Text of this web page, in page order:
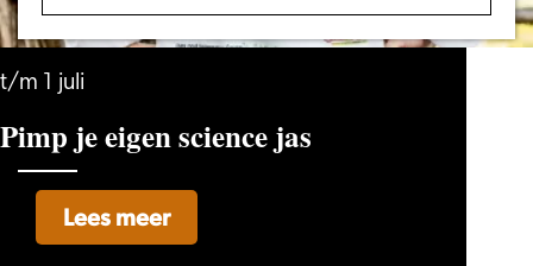
t/m 1 juli
Pimp je eigen science jas
Lees meer